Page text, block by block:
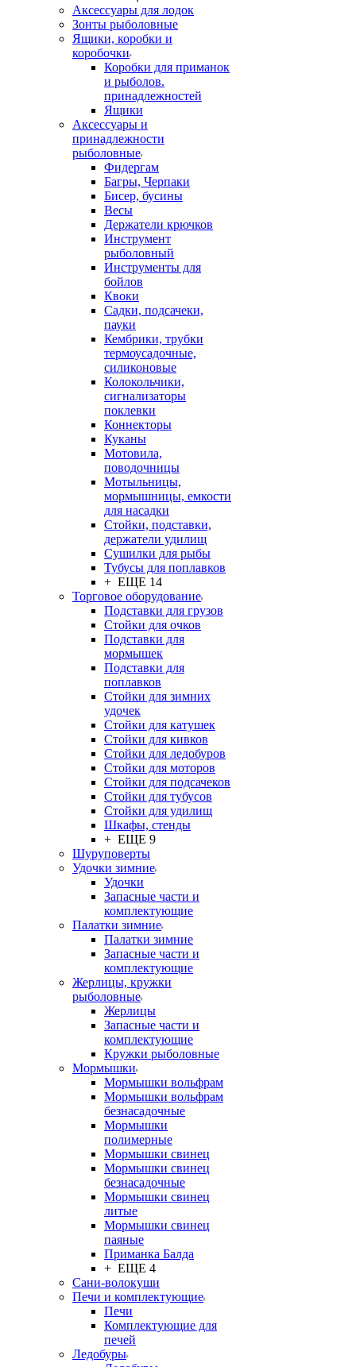
Аксессуары для лодок
Зонты рыболовные
Ящики, коробки и
коробочки
Коробки для приманок
и рыболов.
принадлежностей
Ящики
Аксессуары и
принадлежности
рыболовные
Фидергам
Багры, Черпаки
Бисер, бусины
Весы
Держатели крючков
Инструмент
рыболовный
Инструменты для
бойлов
Квоки
Садки, подсачеки,
пауки
Кембрики, трубки
термоусадочные,
силиконовые
Колокольчики,
сигнализаторы
поклевки
Коннекторы
Куканы
Мотовила,
поводочницы
Мотыльницы,
мормышницы, емкости
для насадки
Стойки, подставки,
держатели удилищ
Сушилки для рыбы
Тубусы для поплавков
+ ЕЩЕ 14
Торговое оборудование
Подставки для грузов
Стойки для очков
Подставки для
мормышек
Подставки для
поплавков
Стойки для зимних
удочек
Стойки для катушек
Стойки для кивков
Стойки для ледобуров
Стойки для моторов
Стойки для подсачеков
Стойки для тубусов
Стойки для удилищ
Шкафы, стенды
+ ЕЩЕ 9
Шуруповерты
Удочки зимние
Удочки
Запасные части и
комплектующие
Палатки зимние
Палатки зимние
Запасные части и
комплектующие
Жерлицы, кружки
рыболовные
Жерлицы
Запасные части и
комплектующие
Кружки рыболовные
Мормышки
Мормышки вольфрам
Мормышки вольфрам
безнасадочные
Мормышки
полимерные
Мормышки свинец
Мормышки свинец
безнасадочные
Мормышки свинец
литые
Мормышки свинец
паяные
Приманка Балда
+ ЕЩЕ 4
Сани-волокуши
Печи и комплектующие
Печи
Комплектующие для
печей
Ледобуры